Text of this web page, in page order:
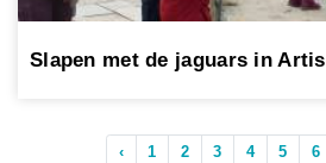
Slapen met de jaguars in Artis
‹ 1 2 3 4 5 6